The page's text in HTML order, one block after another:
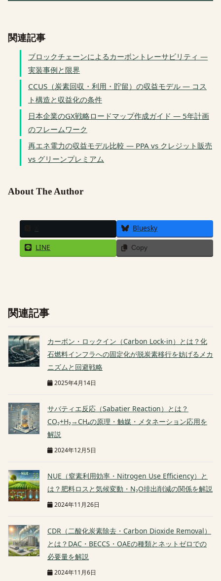
関連記事
ブロックチェーンによるカーボントレーサビリティ —
実装事例と限界
CCUS（炭素回収・利用・貯留）の収益モデル — コス
ト構造と収益化の条件
日本企業のGX戦略ロードマップ作成ガイド — 5年計画
のフレームワーク
再エネ電力の収益モデル比較 — PPA vs クレジット販売
vs グリーンプレミアム
About The Author
Bluesky
LINE Copy
関連記事
カーボン・ロックイン（Carbon Lock-in）とは？化
石燃料インフラへの固定化が脱炭素移行を妨げるメカ
ニズムと回避戦略
2025年4月14日
サバティエ反応（Sabatier Reaction）とは？
CO₂+H₂→CH₄の原理・触媒・メタネーション応用を
解説
2024年12月5日
NUE（窒素利用効率・Nitrogen Use Efficiency）と
は？肥料ロスと気候変動・N₂O排出削減の関係を解説
2024年11月26日
CDR（二酸化炭素除去・Carbon Dioxide Removal）
とは？DAC・BECCS・OAEの種類とネットゼロでの
必要量を解説
2024年11月6日